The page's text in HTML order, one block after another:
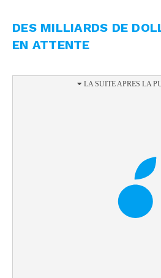
DES MILLIARDS DE
EN ATTENTE